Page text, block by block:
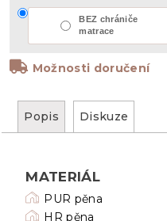
BEZ chrániče
matrace
Možnosti doručení
Popis Diskuze
MATERIÁL
PUR pěna
HR pěna